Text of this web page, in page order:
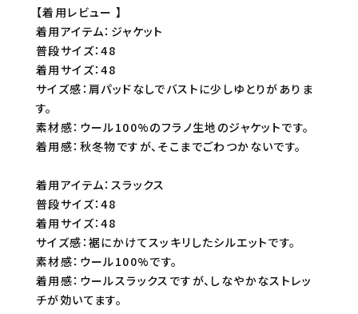
【着用レビュー 】
着用アイテム：ジャケット
普段サイズ：48
着用サイズ：48
サイズ感：肩パッドなしでバストに少しゆとりがありま
す。
素材感：ウール100%のフラノ生地のジャケットです。
着用感：秋冬物ですが、そこまでごわつかないです。
着用アイテム：スラックス
普段サイズ：48
着用サイズ：48
サイズ感：裾にかけてスッキリしたシルエットです。
素材感：ウール100%です。
着用感：ウールスラックスですが、しなやかなストレッ
チが効いてます。